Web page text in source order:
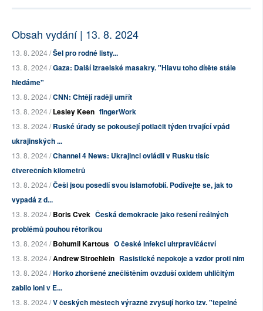
Obsah vydání | 13. 8. 2024
13. 8. 2024 /Šel pro rodné listy...
13. 8. 2024 /Gaza: Další izraelské masakry. "Hlavu toho dítěte stále
hledáme"
13. 8. 2024 /CNN: Chtějí raději umřít
13. 8. 2024 /Lesley Keen fingerWork
13. 8. 2024 /Ruské úřady se pokoušejí potlačit týden trvající vpád
ukrajinských ...
13. 8. 2024 /Channel 4 News: Ukrajinci ovládli v Rusku tisíc
čtverečních kilometrů
13. 8. 2024 /Češi jsou posedlí svou islamofobií. Podívejte se, jak to
vypadá z d...
13. 8. 2024 /Boris Cvek Česká demokracie jako řešení reálných
problémů pouhou rétorikou
13. 8. 2024 /Bohumil Kartous O české infekci ultrpravičáctví
13. 8. 2024 /Andrew Stroehlein Rasistické nepokoje a vzdor proti nim
13. 8. 2024 /Horko zhoršené znečištěním ovzduší oxidem uhličitým
zabilo loni v E...
13. 8. 2024 /V českých městech výrazně zvyšují horko tzv. "tepelné